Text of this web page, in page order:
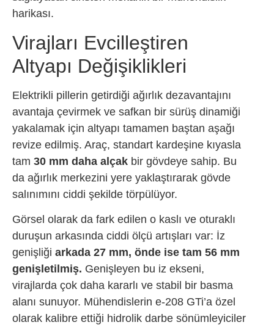
harikası.
Virajları Evcilleştiren
Altyapı Değişiklikleri
Elektrikli pillerin getirdiği ağırlık dezavantajını
avantaja çevirmek ve safkan bir sürüş dinamiği
yakalamak için altyapı tamamen baştan aşağı
revize edilmiş. Araç, standart kardeşine kıyasla
tam 30 mm daha alçak bir gövdeye sahip. Bu
da ağırlık merkezini yere yaklaştırarak gövde
salınımını ciddi şekilde törpülüyor.
Görsel olarak da fark edilen o kaslı ve oturaklı
duruşun arkasında ciddi ölçü artışları var: İz
genişliği arkada 27 mm, önde ise tam 56 mm
genişletilmiş. Genişleyen bu iz ekseni,
virajlarda çok daha kararlı ve stabil bir basma
alanı sunuyor. Mühendislerin e-208 GTi’a özel
olarak kalibre ettiği hidrolik darbe sönümleyiciler